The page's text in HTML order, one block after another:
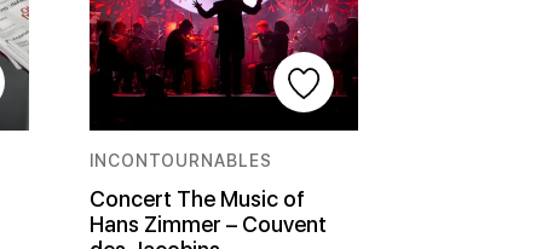
INCONTOURNABLES
Concert The Music of
Hans Zimmer – Couvent